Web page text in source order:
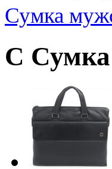
Сумка
С Сумка